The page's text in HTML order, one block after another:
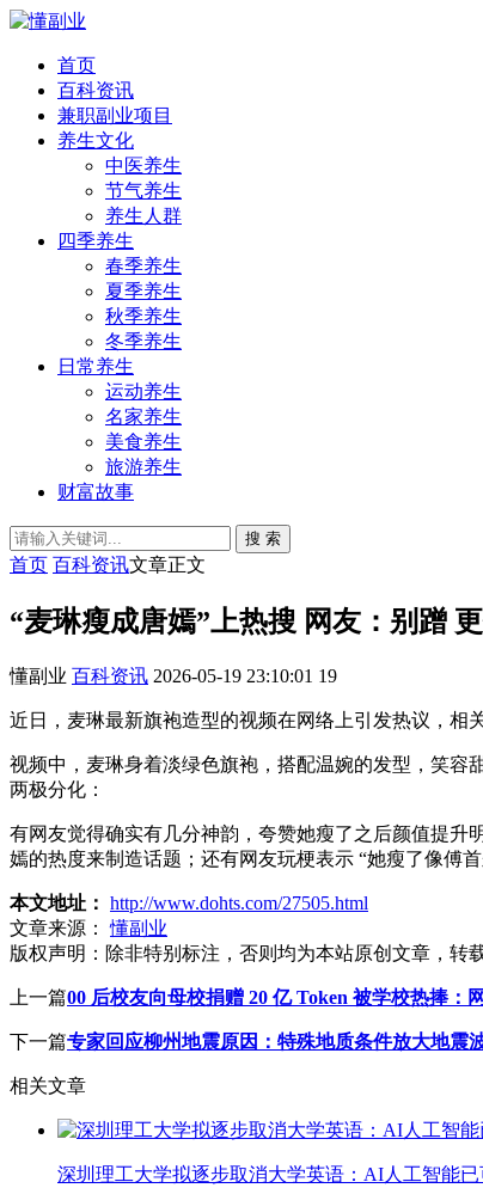
首页
百科资讯
兼职副业项目
养生文化
中医养生
节气养生
养生人群
四季养生
春季养生
夏季养生
秋季养生
冬季养生
日常养生
运动养生
名家养生
美食养生
旅游养生
财富故事
搜 索
首页 百科资讯文章正文
“麦琳瘦成唐嫣”上热搜 网友：别蹭
懂副业 百科资讯 2026-05-19 23:10:01 19
近日，麦琳最新旗袍造型的视频在网络上引发热议，相
视频中，麦琳身着淡绿色旗袍，搭配温婉的发型，笑容
两极分化：
有网友觉得确实有几分神韵，夸赞她瘦了之后颜值提升
嫣的热度来制造话题；还有网友玩梗表示 “她瘦了像傅
本文地址： http://www.dohts.com/27505.html
文章来源：
懂副业
版权声明： 除非特别标注，否则均为本站原创文章，转
上一篇00 后校友向母校捐赠 20 亿 Token 被学校热捧
下一篇专家回应柳州地震原因：特殊地质条件放大地震
相关文章
深圳理工大学拟逐步取消大学英语：AI人工智能